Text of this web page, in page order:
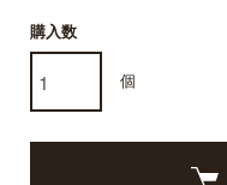
購入数
個